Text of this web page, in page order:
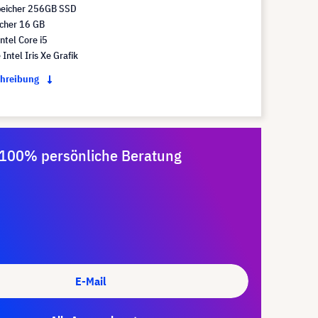
256GB SSD
16 GB
Core i5
Iris Xe Grafik
persönliche Beratung
E-Mail